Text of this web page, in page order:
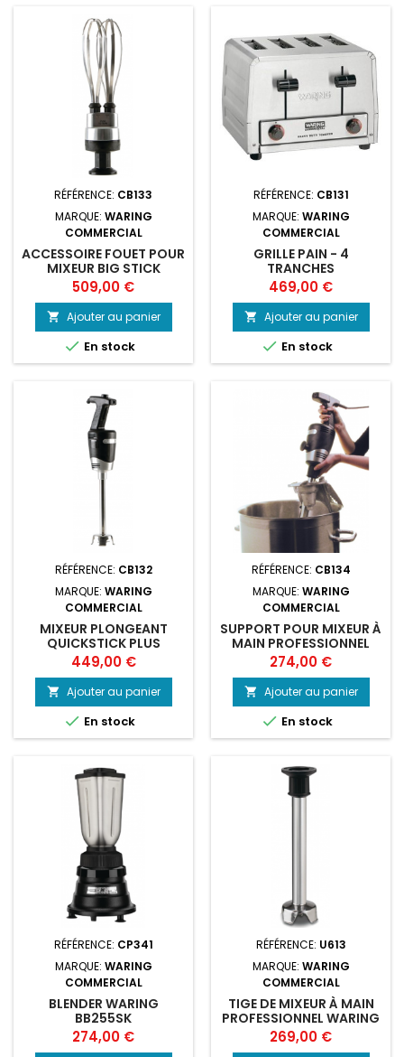
RÉFÉRENCE: CB133
MARQUE: WARING
COMMERCIAL
ACCESSOIRE FOUET POUR
MIXEUR BIG STICK
WARING
Prix
509,00 €
 Ajouter au panier
 En stock
RÉFÉRENCE: CB131
MARQUE: WARING
COMMERCIAL
GRILLE PAIN - 4
TRANCHES
Prix
469,00 €
 Ajouter au panier
 En stock
RÉFÉRENCE: CB132
MARQUE: WARING
COMMERCIAL
MIXEUR PLONGEANT
QUICKSTICK PLUS
WARING WSB40K
Prix
449,00 €
 Ajouter au panier
 En stock
RÉFÉRENCE: CB134
MARQUE: WARING
COMMERCIAL
SUPPORT POUR MIXEUR À
MAIN PROFESSIONNEL
WARING
Prix
274,00 €
 Ajouter au panier
 En stock
RÉFÉRENCE: CP341
MARQUE: WARING
COMMERCIAL
BLENDER WARING
BB255SK
Prix
274,00 €
RÉFÉRENCE: U613
MARQUE: WARING
COMMERCIAL
TIGE DE MIXEUR À MAIN
PROFESSIONNEL WARING
360MM WSB55ST
Prix
269,00 €